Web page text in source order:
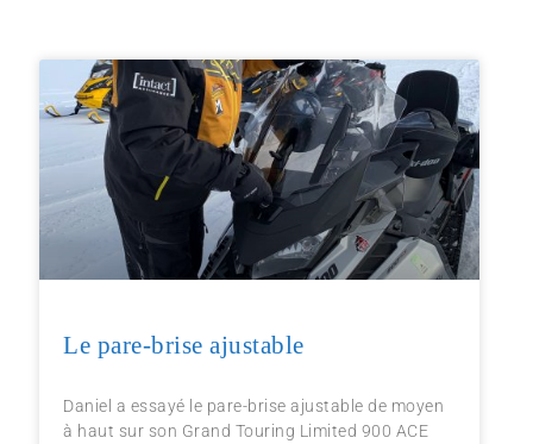
Le pare-brise ajustable
Daniel a essayé le pare-brise ajustable de moyen
à haut sur son Grand Touring Limited 900 ACE